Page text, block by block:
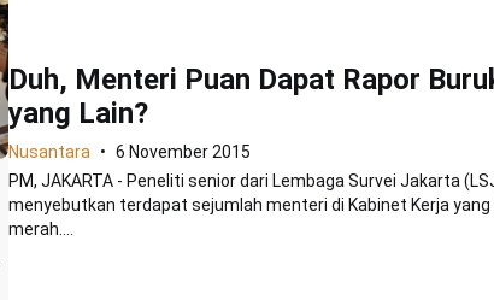
Duh, Menteri Puan Dapat Rapor
yang Lain?
Nusantara
6 November 2015
PM, JAKARTA - Peneliti senior dari Lembaga Survei Jakarta
menyebutkan terdapat sejumlah menteri di Kabinet Kerja
merah....